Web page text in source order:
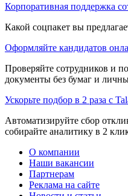
Корпоративная поддержка
Какой соцпакет вы
Оформляйте кандидатов
Проверяйте сотрудников и
документы без бумаг и
Ускорьте подбор в 2 раза с
Автоматизируйте сбор
собирайте аналитику в 2
О компании
Наши вакансии
Партнерам
Реклама на сайте